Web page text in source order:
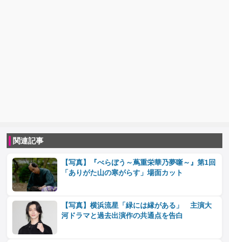
関連記事
【写真】『べらぼう～蔦重栄華乃夢噺～』第1回
「ありがた山の寒がらす」場面カット
【写真】横浜流星「緑には縁がある」 主演大
河ドラマと過去出演作の共通点を告白